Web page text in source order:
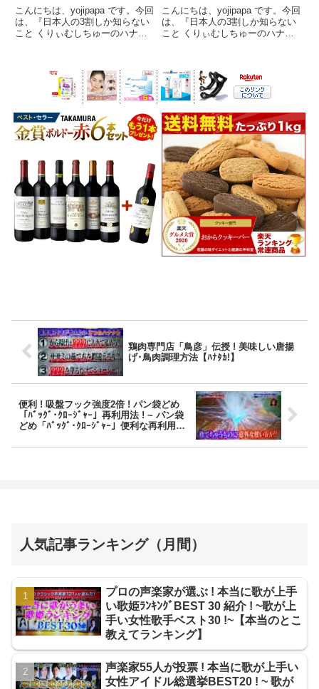
専門店 伝授 餃子レシピ !
味付け･包み方･焼き方
~【ﾊﾅﾀｶ!】
こんにちは、yojipapa です。今回
は、『日本人の3割しか知らない
こと くりぃむしちゅーのハナタ
ョウザの作り方!餃子の味付け･包
み方･焼き方」の内容をお伝えし
ます。番組名日本人...
地ﾚﾄﾙﾄｶﾚｰ専門店 売り上げ
TOP3 ! 紹介 ~【ハナタ
カ!】
こんにちは、yojipapa です。今回
は、『日本人の3割しか知らない
こと くりぃむしちゅーのハナタ
カレーランドさんが教える、ひと
手間でレトルトカレーが美味しく
なる方法と全国ご当...
鶏肉専門店「鳥彦」伝授 ! 美味しい唐揚
げ･鳥肉調理方法【ﾊﾅﾀｶ!】
便利 ! 吸盤フック強度2倍 ! パン袋どめ
「ﾊﾞｯｸﾞ･ｸﾛｰｼﾞｬｰ」再利用法 ! ~ パン袋
どめ「ﾊﾞｯｸﾞ･ｸﾛｰｼﾞｬｰ」便利な再利用方
人気記事ランキング（月間）
プロの声楽家が選ぶ ! 本当に歌が上手
い歌姫ﾗﾝｷﾝｸﾞBEST 30 紹介 ! ~歌が上
手い女性歌手ベスト30 !~【本当のとこ
教えてランキング】
声楽家55人が投票 ! 本当に歌が上手い
女性アイドル総選挙BEST20 ! ~ 歌が